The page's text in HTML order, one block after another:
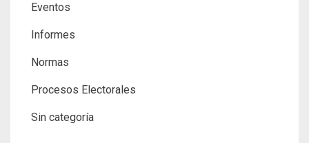
Eventos
Informes
Normas
Procesos Electorales
Sin categoría